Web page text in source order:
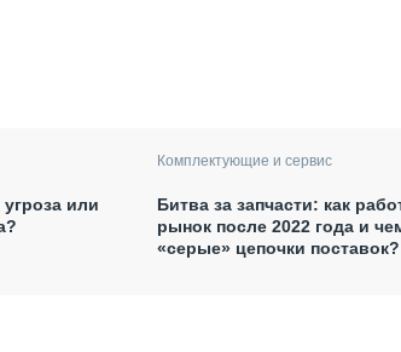
угроза или
Комплектующие и сервис
Битва за запчасти: как
рынок после 2022 года и
«серые» цепочки поставок?